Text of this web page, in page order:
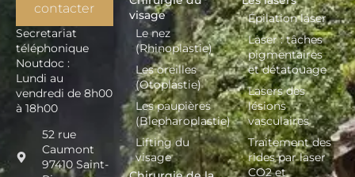
contacter
Secretariat
téléphonique
Noutdoc :
Lundi au
vendredi de 8h00
à 18h00
52 rue
Caumont
97410 Saint-
visage
Le nez
(Rhinoplastie)
Les oreilles
(Otoplastie)
Les paupières
(Blepharoplastie)
Lifting du
visage
Épilation laser
Laser : tâches
pigmentaires
et détatouage
Lasers des
lésions
vasculaires
Traitement des
rides par laser
CO2 et